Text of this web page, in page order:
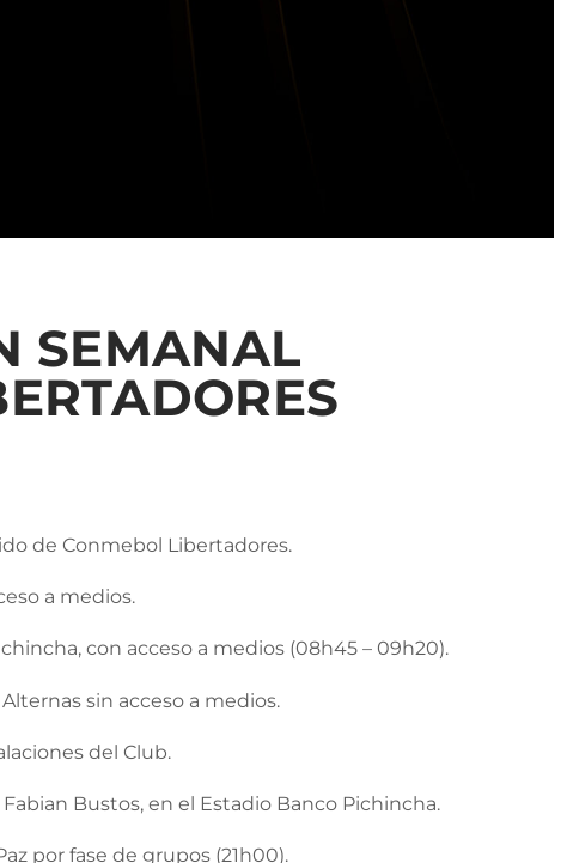
SEMANAL
de Conmebol Libertadores.
a medios.
con acceso a medios (08h45 – 09h20).
sin acceso a medios.
del Club.
Bustos, en el Estadio Banco Pichincha.
por fase de grupos (21h00).